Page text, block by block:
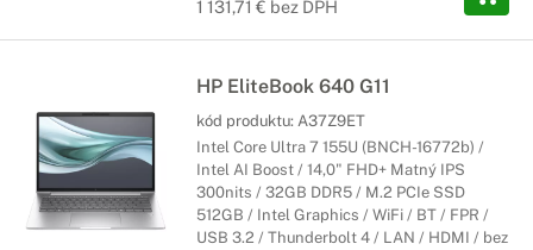
1 131,71 € bez DPH
HP EliteBook 640 G11
kód produktu: A37Z9ET
Intel Core Ultra 7 155U (BNCH-16772b) /
Intel AI Boost / 14,0" FHD+ Matný IPS
300nits / 32GB DDR5 / M.2 PCIe SSD
512GB / Intel Graphics / WiFi / BT / FPR /
USB 3.2 / Thunderbolt 4 / LAN / HDMI / bez